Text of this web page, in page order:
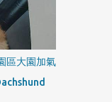
區大園加氣